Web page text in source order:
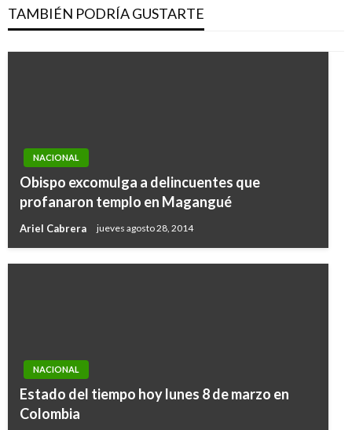
TAMBIÉN PODRÍA GUSTARTE
NACIONAL
Obispo excomulga a delincuentes que
profanaron templo en Magangué
Ariel Cabrera jueves agosto 28, 2014
NACIONAL
Estado del tiempo hoy lunes 8 de marzo en
Colombia
NACIONAL
Aumento de inversión extranjera neta y
turismo exige a los colombianos mejorar su